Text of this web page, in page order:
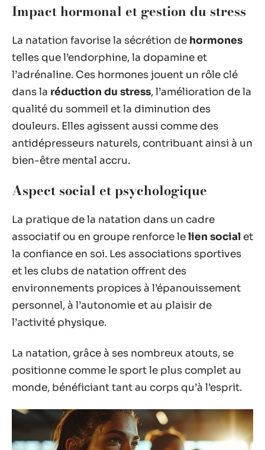
Impact hormonal et gestion du stress
La natation favorise la sécrétion de hormones
telles que l’endorphine, la dopamine et
l’adrénaline. Ces hormones jouent un rôle clé
dans la réduction du stress, l’amélioration de la
qualité du sommeil et la diminution des
douleurs. Elles agissent aussi comme des
antidépresseurs naturels, contribuant ainsi à un
bien-être mental accru.
Aspect social et psychologique
La pratique de la natation dans un cadre
associatif ou en groupe renforce lelien social et
la confiance en soi. Les associations sportives
et les clubs de natation offrent des
environnements propices à l’épanouissement
personnel, à l’autonomie et au plaisir de
l’activité physique.
La natation, grâce à ses nombreux atouts, se
positionne comme le sport le plus complet au
monde, bénéficiant tant au corps qu’à l’esprit.